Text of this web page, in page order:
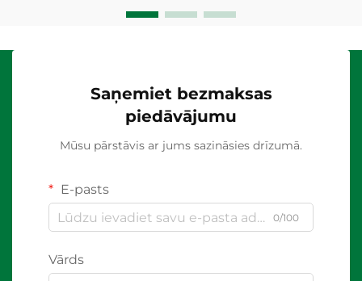
Saņemiet bezmaksas
piedāvājumu
Mūsu pārstāvis ar jums sazināsies drīzumā.
E-pasts
0/100
Vārds